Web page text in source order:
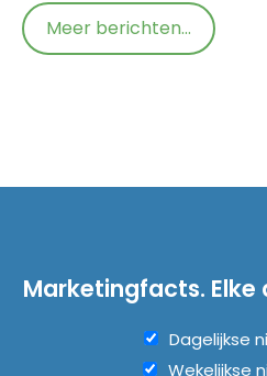
Meer berichten...
Marketingfacts. Elke
Dagelijkse
Wekelijkse